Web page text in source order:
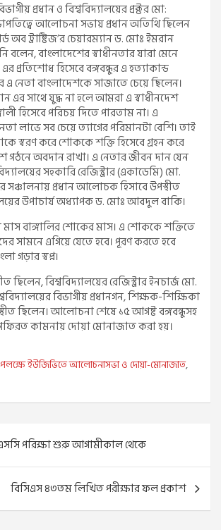
প্রধান ও বিশ্ববিদ্যালয়ের প্রক্টর মো:
আলোচনা সভায় প্রধান অতিথি ছিলেন
অব ট্রাষ্টিজ’র চেয়ারম্যান ড. মোঃ ইমরান
বলেন, বাংলাদেশের স্বাধীনতার যারা মেনে
প্রতিশোধ হিসেবে বঙ্গবন্ধুর এ হত্যাকান্ড
এ নেতা বাংলাদেশকে সাজাতে চেয়ে ছিলেন।
এর সাথে যুদ্ধ না হলে আমরা এ স্বাধীনদেশ
হিসেবে পরিচয় দিতে পারতাম না। এ
লাভে সব চেয়ে ত্যাগের পরিমানটা বেশি। তাই
স্বরণ করে শোককে শক্তি হিসেবে গ্রহন করে
গঠনে অবদান রাখা। এ নেতার জীবন দান যেন
সহকারি রেজিস্ট্রার (একাডেমি) মো.
সঞ্চালনায় প্রধান আলোচক হিসাবে উপস্থীত
উপাচার্য অধ্যাপক ড. মোঃ আবদুল বাকি।
বাঙ্গালির শোকের মাস। এ শোককে শক্তিতে
সামনে এগিয়ে যেতে হবে। পূরণ করতে হবে
গড়ার স্বপ্ন।
বিশ্ববিদ্যালয়ের রেজিস্ট্রার ইনচার্জ মো.
বিভাগীয় প্রধানগন, শিক্ষক-শিক্ষিকা
ছিলেন। আলোচনা শেষে ১৫ আগষ্ট বঙ্গবন্ধুসহ
কামনায় দোয়া মোনাজাত করা হয়।
ইউজিভিতে আলোচনাসভা ও দোয়া-মোনাজাত,
পরিক্ষা শুরু আগামীকাল থেকে
বিসিএস ৪৩তম লিখিত পরীক্ষার ফল প্রকাশ